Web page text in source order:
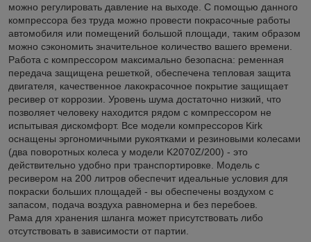
можно регулировать давление на выходе. С помощью данного
компрессора без труда можно провести покрасочные работы
автомобиля или помещений большой площади, таким образом
можно сэкономить значительное количество вашего времени.
Работа с компрессором максимально безопасна: ременная
передача защищена решеткой, обеспечена тепловая защита
двигателя, качественное лакокрасочное покрытие защищает
ресивер от коррозии. Уровень шума достаточно низкий, что
позволяет человеку находится рядом с компрессором не
испытывая дискомфорт. Все модели компрессоров Kirk
оснащены эргономичными рукоятками и резиновыми колесами
(два поворотных колеса у модели K2070Z/200) - это
действительно удобно при транспортировке. Модель с
ресивером на 200 литров обеспечит идеальные условия для
покраски больших площадей - вы обеспечены воздухом с
запасом, подача воздуха равномерна и без перебоев.
Рама для хранения шланга может присутствовать либо
отсутствовать в зависимости от партии.